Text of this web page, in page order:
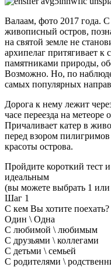
Валаам, фото 2017 года.
живописный остров,
на святой земле не
архипелаг притягивает
памятниками природы,
Возможно. Но, по
самых популярных
Дорога к нему лежит
часе переезда на метеоре
Причаливает катер в
перед взором
красоты острова.
Пройдите короткий тест
идеальным
(вы можете выбрать 1 или
Шаг 1
С кем Вы хотите поехать?
Один \ Одна
С любимой \ любимым
С друзьями \ коллегами
С детьми \ семьей
С родителями \